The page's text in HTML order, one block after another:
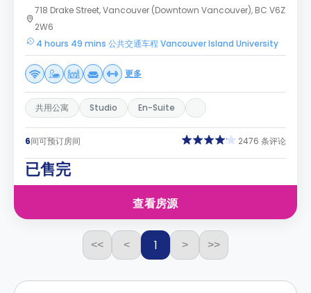
718 Drake Street, Vancouver (Downtown Vancouver), BC V6Z
2W6
4 hours 49 mins 公共交通车程 Vancouver Island University
更多
共用公寓 Studio En-Suite
6间可预订房间 2476 条评论
已售完
查看房源
<< < 1 > >>